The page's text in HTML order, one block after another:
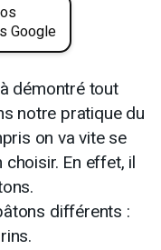
Google
démontré tout
notre pratique du
on va vite se
En effet, il
différents :